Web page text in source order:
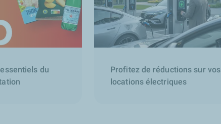
du
Profitez de réductions sur vos
locations électriques